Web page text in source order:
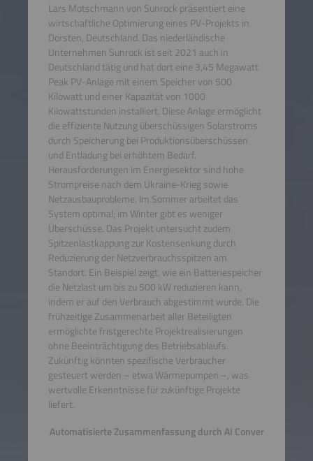
Lars Motschmann von Sunrock präsentiert eine
wirtschaftliche Optimierung eines PV-Projekts in
Dorsten, Deutschland. Das niederländische
Unternehmen Sunrock ist seit 2021 auch in
Deutschland tätig und hat dort eine 3,45 Megawatt
Peak PV-Anlage mit einem Speicher von 500
Kilowatt und einer Kapazität von 1000
Kilowattstunden installiert. Diese Anlage ermöglicht
die effiziente Nutzung überschüssigen Solarstroms
durch Speicherung bei Produktionsüberschüssen
und Entladung bei erhöhtem Bedarf.
Herausforderungen im Energiesektor sind hohe
Strompreise nach dem Ukraine-Krieg sowie
Netzausbauprobleme. Im Sommer arbeitet das
System optimal; im Winter gibt es weniger
Überschüsse. Das Projekt untersucht zudem
Spitzenlastkappung zur Kostensenkung durch
Reduzierung der Netzverbrauchsspitzen am
Standort. Ein Beispiel zeigt, wie ein Batteriespeicher
die Netzlast um bis zu 500 kW reduzieren kann,
indem er auf den Verbrauch abgestimmt wurde. Die
frühzeitige Zusammenarbeit aller Beteiligten
ermöglichte fristgerechte Projektrealisierungen
ohne Beeinträchtigung des Betriebsablaufs.
Zukünftig könnten spezifische Verbraucher
gesteuert werden – etwa Wärmepumpen –, was
wertvolle Erkenntnisse für zukünftige Projekte
liefert.
Automatisierte Zusammenfassung durch AI Conver